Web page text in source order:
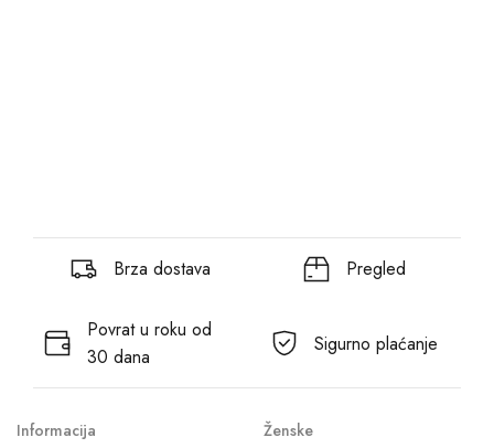
Brza dostava Pregled
Povrat u roku od
30 dana
Sigurno plaćanje
Informacija Ženske